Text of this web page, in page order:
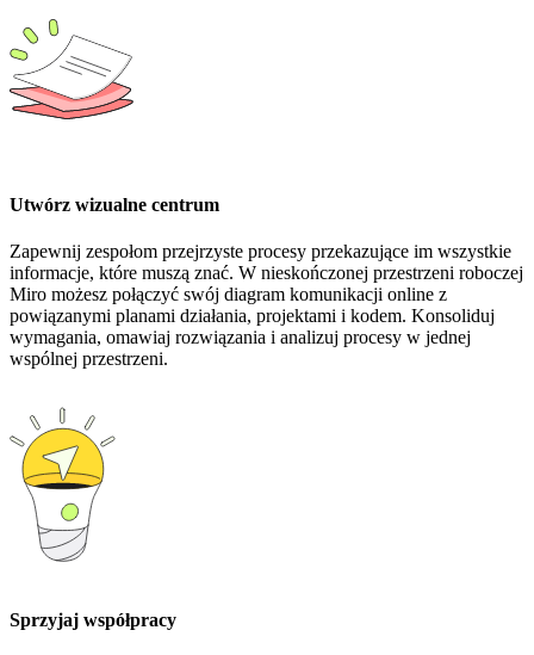
Utwórz wizualne centrum
Zapewnij zespołom przejrzyste procesy przekazujące im wszystkie
informacje, które muszą znać. W nieskończonej przestrzeni roboczej
Miro możesz połączyć swój diagram komunikacji online z
powiązanymi planami działania, projektami i kodem. Konsoliduj
wymagania, omawiaj rozwiązania i analizuj procesy w jednej
wspólnej przestrzeni.
Sprzyjaj współpracy